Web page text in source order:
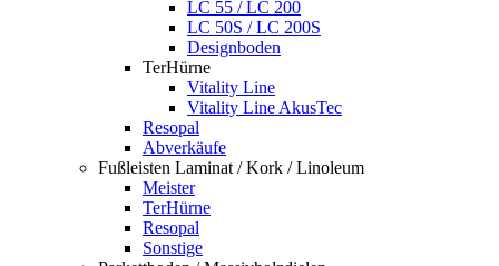
LC 55 / LC 200
LC 50S / LC 200S
Designboden
TerHürne
Vitality Line
Vitality Line AkusTec
Resopal
Abverkäufe
Fußleisten Laminat / Kork / Linoleum
Meister
TerHürne
Resopal
Sonstige